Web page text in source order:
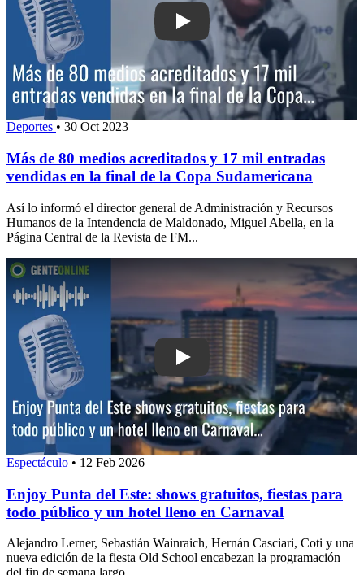
Play: Más de 80 medios acreditados
Deportes • 30 Oct 2023
Más de 80 medios acreditados y 17 mil entradas
vendidas en la final de la Copa Sudamericana
Así lo informó el director general de Administración y Recursos
Humanos de la Intendencia de Maldonado, Miguel Abella, en la
Página Central de la Revista de FM...
Play: Enjoy Punta del Este: shows
Espectáculo • 12 Feb 2026
Enjoy Punta del Este: shows gratuitos, fiestas para
todo público y un hotel lleno en Carnaval
Alejandro Lerner, Sebastián Wainraich, Hernán Casciari, Coti y una
nueva edición de la fiesta Old School encabezan la programación